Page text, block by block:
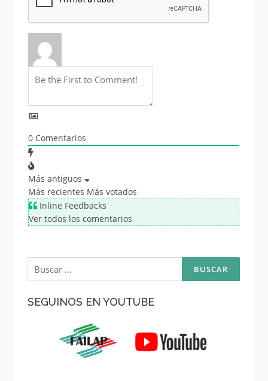
0Comentarios
Más antiguos
Más recientes Más votados
Inline Feedbacks
Ver todos los comentarios
Buscar:
SEGUINOS EN YOUTUBE